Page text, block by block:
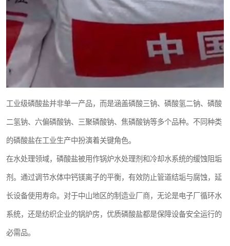
工业级磷酸盐并非单一产品，而是涵盖磷酸三钠、磷酸氢二钠、磷酸
二氢钠、六偏磷酸钠、三聚磷酸钠、焦磷酸钠等多个品种。不同种类
的磷酸盐在工业生产中扮演着关键角色。
在水处理领域，磷酸盐被用作锅炉水处理剂和冷却水系统的缓蚀阻垢
剂。通过调节水体中钙镁离子的平衡，有效防止管道结垢与腐蚀，延
长设备使用寿命。对于中山地区的制造业厂商，无论是电子厂循环水
系统，还是纺织企业的锅炉房，优质磷酸盐都是保障设备安全运行的
必需品。